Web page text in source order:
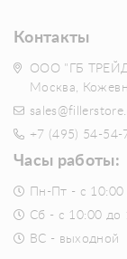
Контакты
ООО "ГБ
Москва,
+7 (495) 54-54-
Часы работы:
Пн-Пт - с 10:00
Сб - с 10:00 до
ВС - выходной